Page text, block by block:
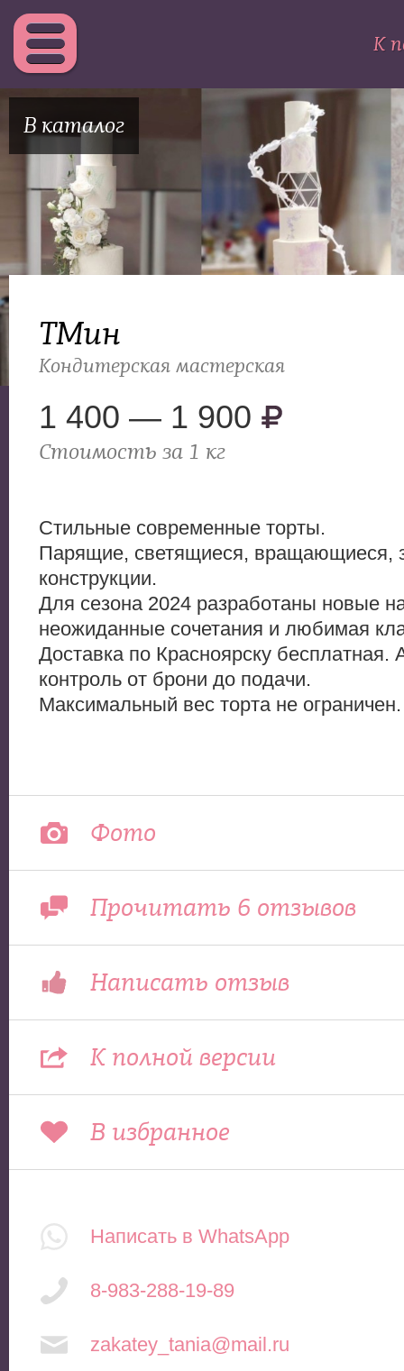
К
В каталог
ТМин
Кондитерская мастерская
1 400 — 1 900
Стоимость за 1 кг
Стильные современные торты.
Парящие, светящиеся, вращающиеся,
конструкции.
Для сезона 2024 разработаны новые
неожиданные сочетания и любимая
Доставка по Красноярску бесплатная.
контроль от брони до подачи.
Максимальный вес торта не ограничен.
Фото
Прочитать 6 отзывов
Написать отзыв
К полной версии
В избранное
Написать в WhatsApp
8-983-288-19-89
zakatey_tania@mail.ru